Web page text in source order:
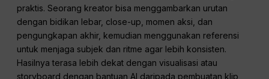
praktis. Seorang kreator bisa menggambarkan urutan
dengan bidikan lebar, close-up, momen aksi, dan
pengungkapan akhir, kemudian menggunakan referensi
untuk menjaga subjek dan ritme agar lebih konsisten.
Hasilnya terasa lebih dekat dengan visualisasi atau
storyboard dengan bantuan AI daripada pembuatan klip